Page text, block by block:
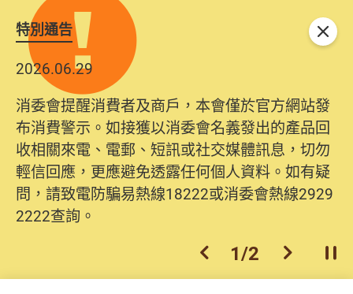
特別通告
2026.06.29
消委會提醒消費者及商戶，本會僅於官方網站發
布消費警示。如接獲以消委會名義發出的產品回
收相關來電、電郵、短訊或社交媒體訊息，切勿
輕信回應，更應避免透露任何個人資料。如有疑
問，請致電防騙易熱線18222或消委會熱線2929
2222查詢。
上一個
1/2 下一個開
關閉